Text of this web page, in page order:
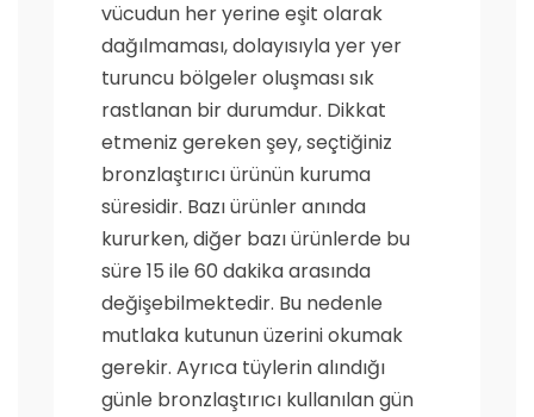
vücudun her yerine eşit olarak
dağılmaması, dolayısıyla yer yer
turuncu bölgeler oluşması sık
rastlanan bir durumdur. Dikkat
etmeniz gereken şey, seçtiğiniz
bronzlaştırıcı ürünün kuruma
süresidir. Bazı ürünler anında
kururken, diğer bazı ürünlerde bu
süre 15 ile 60 dakika arasında
değişebilmektedir. Bu nedenle
mutlaka kutunun üzerini okumak
gerekir. Ayrıca tüylerin alındığı
günle bronzlaştırıcı kullanılan gün